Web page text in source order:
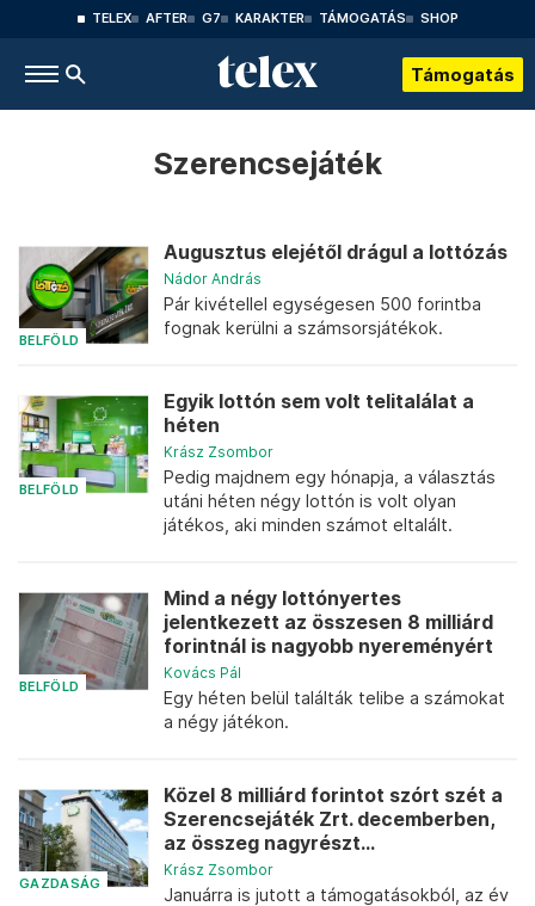
TELEX AFTER G7 KARAKTER TÁMOGATÁS SHOP
Támogatás
Szerencsejáték
BELFÖLD
Augusztus elejétől drágul a lottózás
Nádor András
Pár kivétellel egységesen 500 forintba
fognak kerülni a számsorsjátékok.
BELFÖLD
Egyik lottón sem volt telitalálat a
héten
Krász Zsombor
Pedig majdnem egy hónapja, a választás
utáni héten négy lottón is volt olyan
játékos, aki minden számot eltalált.
BELFÖLD
Mind a négy lottónyertes
jelentkezett az összesen 8 milliárd
forintnál is nagyobb nyereményért
Kovács Pál
Egy héten belül találták telibe a számokat
a négy játékon.
GAZDASÁG
Közel 8 milliárd forintot szórt szét a
Szerencsejáték Zrt. decemberben,
az összeg nagyrészt...
Krász Zsombor
Januárra is jutott a támogatásokból, az év